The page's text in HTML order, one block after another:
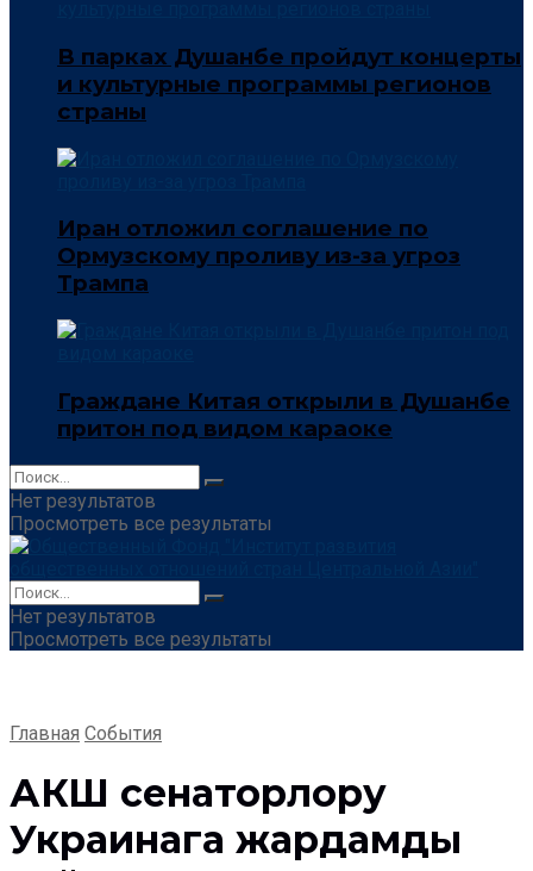
В парках Душанбе пройдут концерты
и культурные программы регионов
страны
Иран отложил соглашение по
Ормузскому проливу из-за угроз
Трампа
Граждане Китая открыли в Душанбе
притон под видом караоке
Нет результатов
Просмотреть все результаты
Нет результатов
Просмотреть все результаты
Главная События
АКШ сенаторлору
Украинага жардамды